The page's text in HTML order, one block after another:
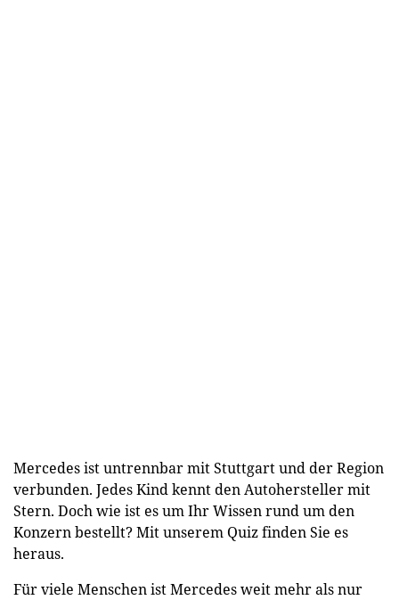
Mercedes ist untrennbar mit Stuttgart und der Region
verbunden. Jedes Kind kennt den Autohersteller mit
Stern. Doch wie ist es um Ihr Wissen rund um den
Konzern bestellt? Mit unserem Quiz finden Sie es
heraus.
Für viele Menschen ist Mercedes weit mehr als nur